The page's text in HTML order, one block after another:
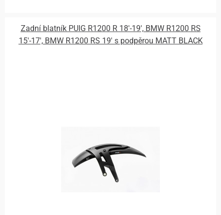
Zadní blatník PUIG R1200 R 18'-19', BMW R1200 RS
15'-17', BMW R1200 RS 19' s podpěrou MATT BLACK